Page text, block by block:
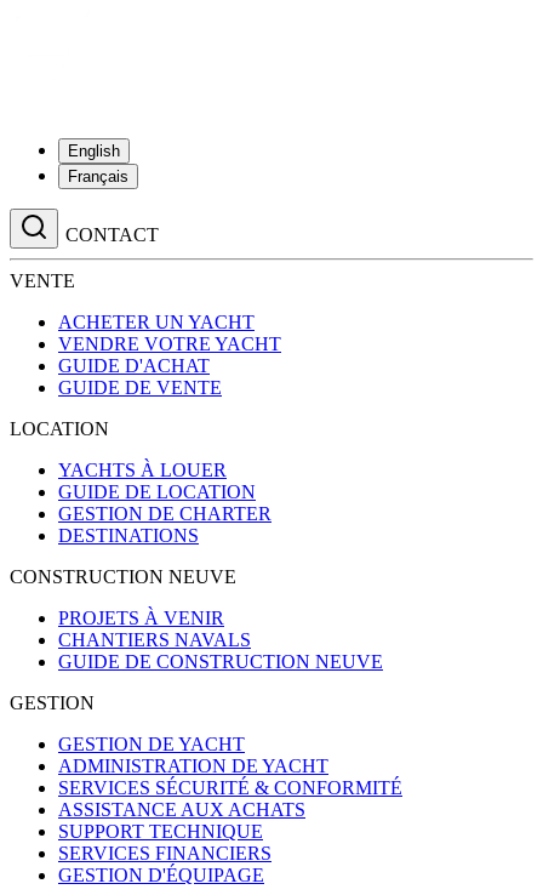
English
Français
CONTACT
VENTE
ACHETER UN YACHT
VENDRE VOTRE YACHT
GUIDE D'ACHAT
GUIDE DE VENTE
LOCATION
YACHTS À LOUER
GUIDE DE LOCATION
GESTION DE CHARTER
DESTINATIONS
CONSTRUCTION NEUVE
PROJETS À VENIR
CHANTIERS NAVALS
GUIDE DE CONSTRUCTION NEUVE
GESTION
GESTION DE YACHT
ADMINISTRATION DE YACHT
SERVICES SÉCURITÉ & CONFORMITÉ
ASSISTANCE AUX ACHATS
SUPPORT TECHNIQUE
SERVICES FINANCIERS
GESTION D'ÉQUIPAGE